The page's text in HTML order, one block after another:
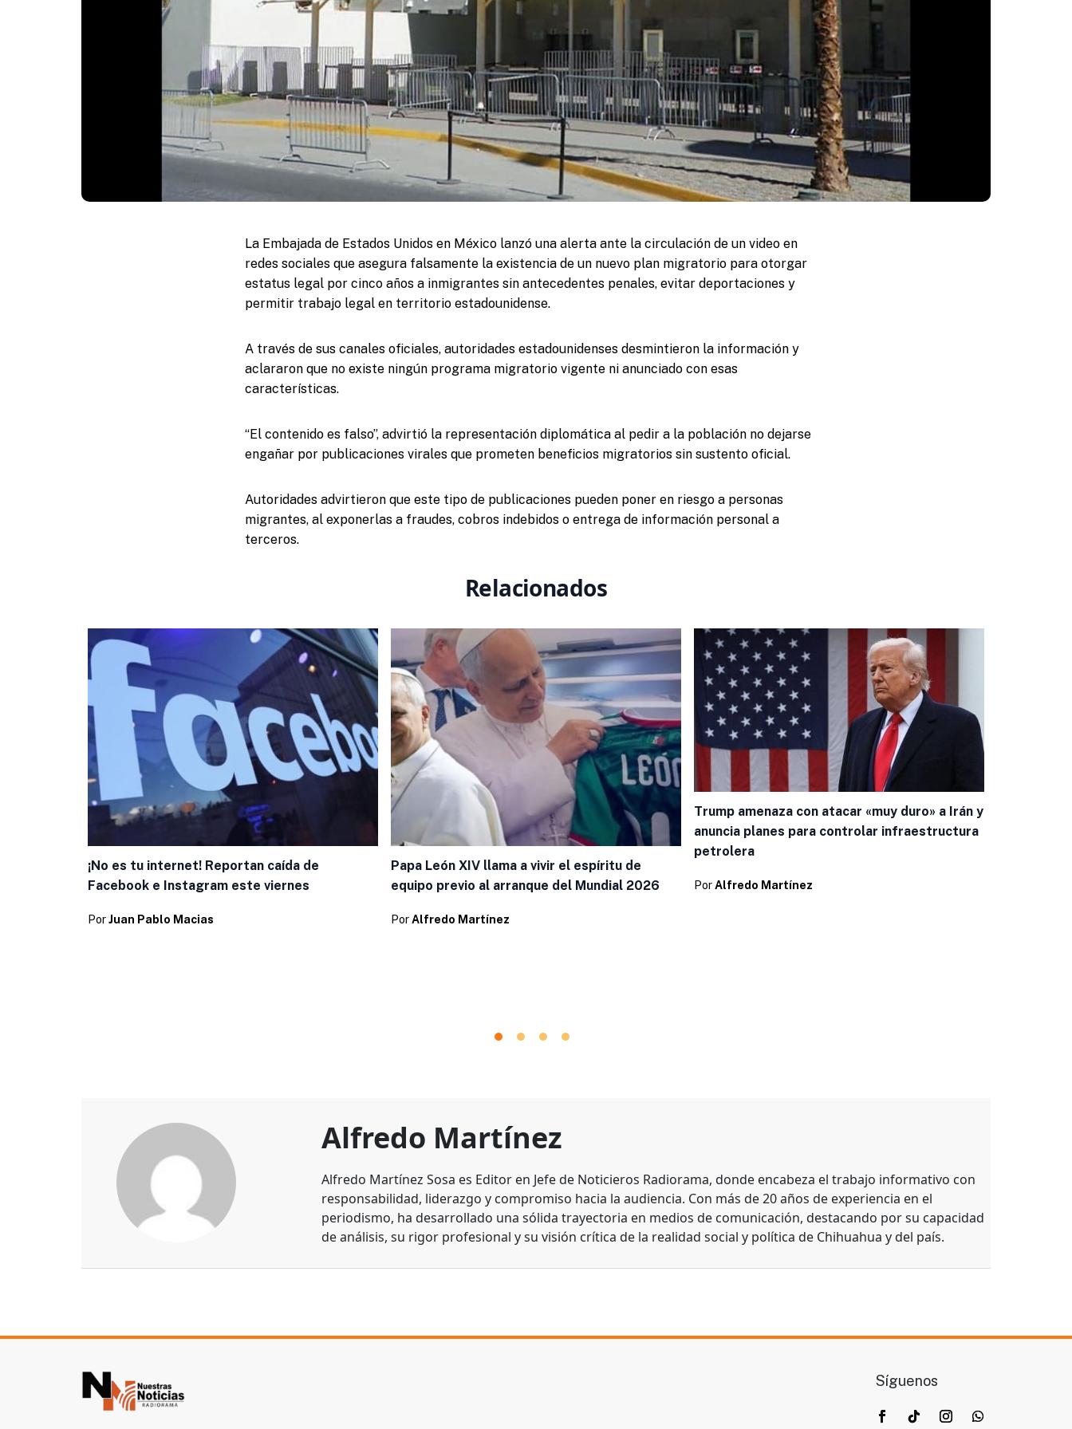
La Embajada de Estados Unidos en México lanzó una alerta ante la circulación de un video en
redes sociales que asegura falsamente la existencia de un nuevo plan migratorio para otorgar
estatus legal por cinco años a inmigrantes sin antecedentes penales, evitar deportaciones y
permitir trabajo legal en territorio estadounidense.
A través de sus canales oficiales, autoridades estadounidenses desmintieron la información y
aclararon que no existe ningún programa migratorio vigente ni anunciado con esas
características.
“El contenido es falso”, advirtió la representación diplomática al pedir a la población no dejarse
engañar por publicaciones virales que prometen beneficios migratorios sin sustento oficial.
Autoridades advirtieron que este tipo de publicaciones pueden poner en riesgo a personas
migrantes, al exponerlas a fraudes, cobros indebidos o entrega de información personal a
terceros.
Relacionados
¡No es tu internet! Reportan caída de
Facebook e Instagram este viernes
PorJuan Pablo Macias
Papa León XIV llama a vivir el espíritu de
equipo previo al arranque del Mundial 2026
PorAlfredo Martínez
Trump amenaza con atacar «muy duro» a Irán y
anuncia planes para controlar infraestructura
petrolera
PorAlfredo Martínez
Alfredo Martínez
Alfredo Martínez Sosa es Editor en Jefe de Noticieros Radiorama, donde encabeza el trabajo informativo con
responsabilidad, liderazgo y compromiso hacia la audiencia. Con más de 20 años de experiencia en el
periodismo, ha desarrollado una sólida trayectoria en medios de comunicación, destacando por su capacidad
de análisis, su rigor profesional y su visión crítica de la realidad social y política de Chihuahua y del país.
Síguenos